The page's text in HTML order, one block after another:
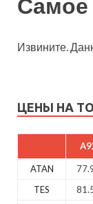
Извините.
ЦЕНЫ НА
ATAN
TES